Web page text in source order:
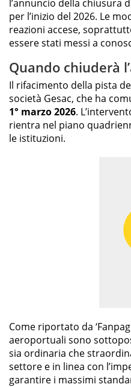
l’annuncio della chiusura
per l’inizio del 2026. Le
reazioni accese,
essere stati messi a
Quando chiuderà
Il rifacimento della pista
società Gesac, che ha
1° marzo 2026.
rientra nel piano
le istituzioni.
Come riportato da
aeroportuali sono
sia ordinaria che
settore e in linea con
garantire i massimi